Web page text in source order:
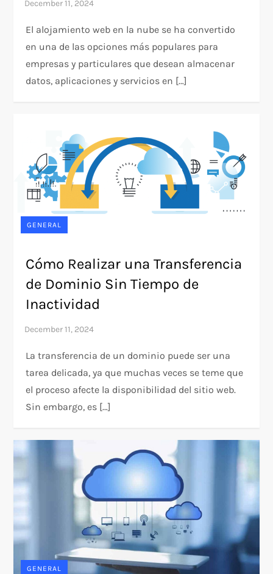
El alojamiento web en la nube se ha convertido
en una de las opciones más populares para
empresas y particulares que desean almacenar
datos, aplicaciones y servicios en […]
GENERAL
Cómo Realizar una Transferencia
de Dominio Sin Tiempo de
Inactividad
La transferencia de un dominio puede ser una
tarea delicada, ya que muchas veces se teme que
el proceso afecte la disponibilidad del sitio web.
Sin embargo, es […]
GENERAL